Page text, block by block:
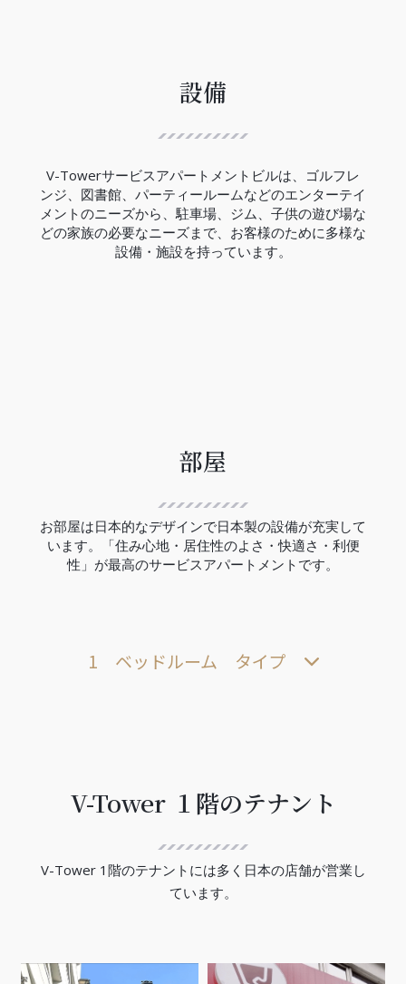
V-Towerの近くにはCauGiay駅があり、3号線の完
設備
V-Towerサービスアパートメントビルは、ゴルフレ
ンジ、図書館、パーティールームなどのエンターテイ
メントのニーズから、駐車場、ジム、子供の遊び場な
どの家族の必要なニーズまで、お客様のために多様な
設備・施設を持っています。
部屋
お部屋は日本的なデザインで日本製の設備が充実して
います。「住み心地・居住性のよさ・快適さ・利便
性」が最高のサービスアパートメントです。
1 ベッドルーム タイプ
V-Tower １階のテナント
V-Tower 1階のテナントには多く日本の店舗が営業し
ています。